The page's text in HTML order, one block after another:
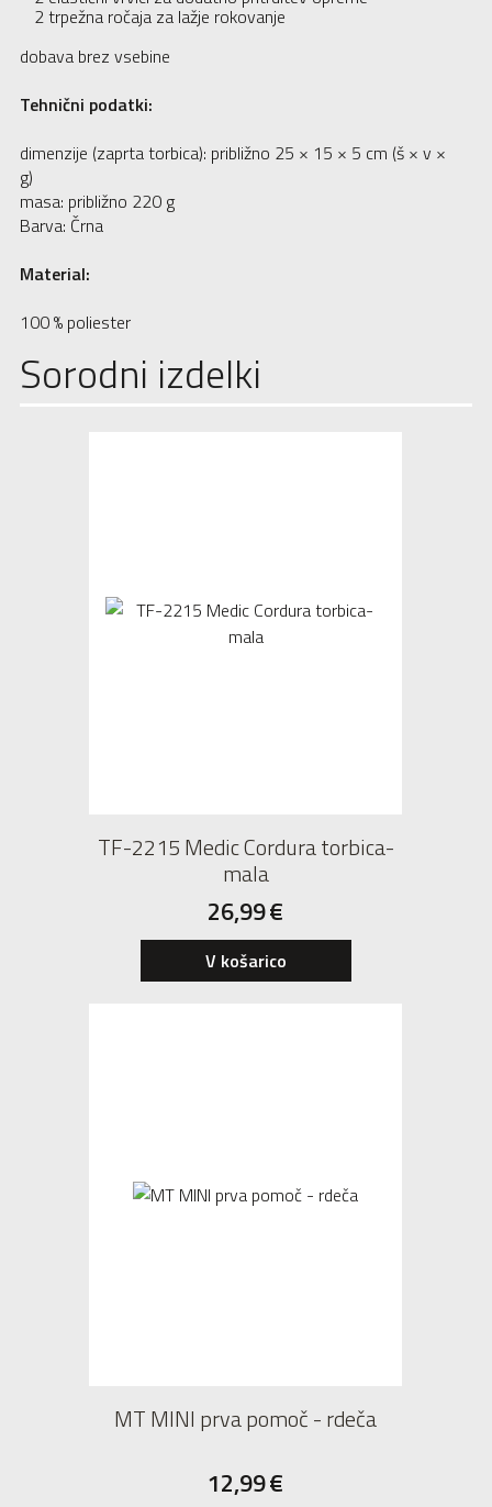
2 trpežna ročaja za lažje rokovanje
dobava brez vsebine
Tehnični podatki:
dimenzije (zaprta torbica): približno 25 × 15 × 5 cm (š × v ×
g)
masa: približno 220 g
Barva: Črna
Material:
100 % poliester
Sorodni izdelki
TF-2215 Medic Cordura torbica-
mala
26,99€
V košarico
MT MINI prva pomoč - rdeča
12,99€